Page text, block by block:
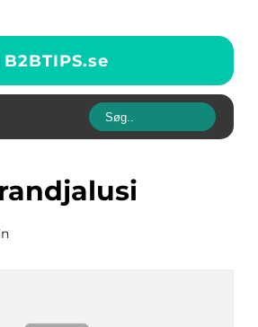
B2BTIPS.se
brandjalusi